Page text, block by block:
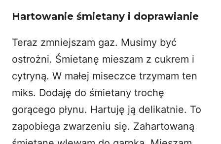
Hartowanie śmietany i doprawianie
Teraz zmniejszam gaz. Musimy być
ostrożni. Śmietanę mieszam z cukrem i
cytryną. W małej miseczce trzymam ten
miks. Dodaję do śmietany trochę
gorącego płynu. Hartuję ją delikatnie. To
zapobiega zwarzeniu się. Zahartowaną